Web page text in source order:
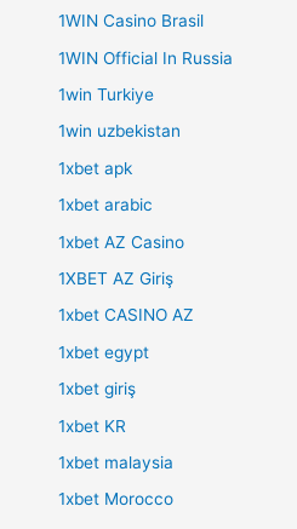
1WIN Casino Brasil
1WIN Official In Russia
1win Turkiye
1win uzbekistan
1xbet apk
1xbet arabic
1xbet AZ Casino
1XBET AZ Giriş
1xbet CASINO AZ
1xbet egypt
1xbet giriş
1xbet KR
1xbet malaysia
1xbet Morocco